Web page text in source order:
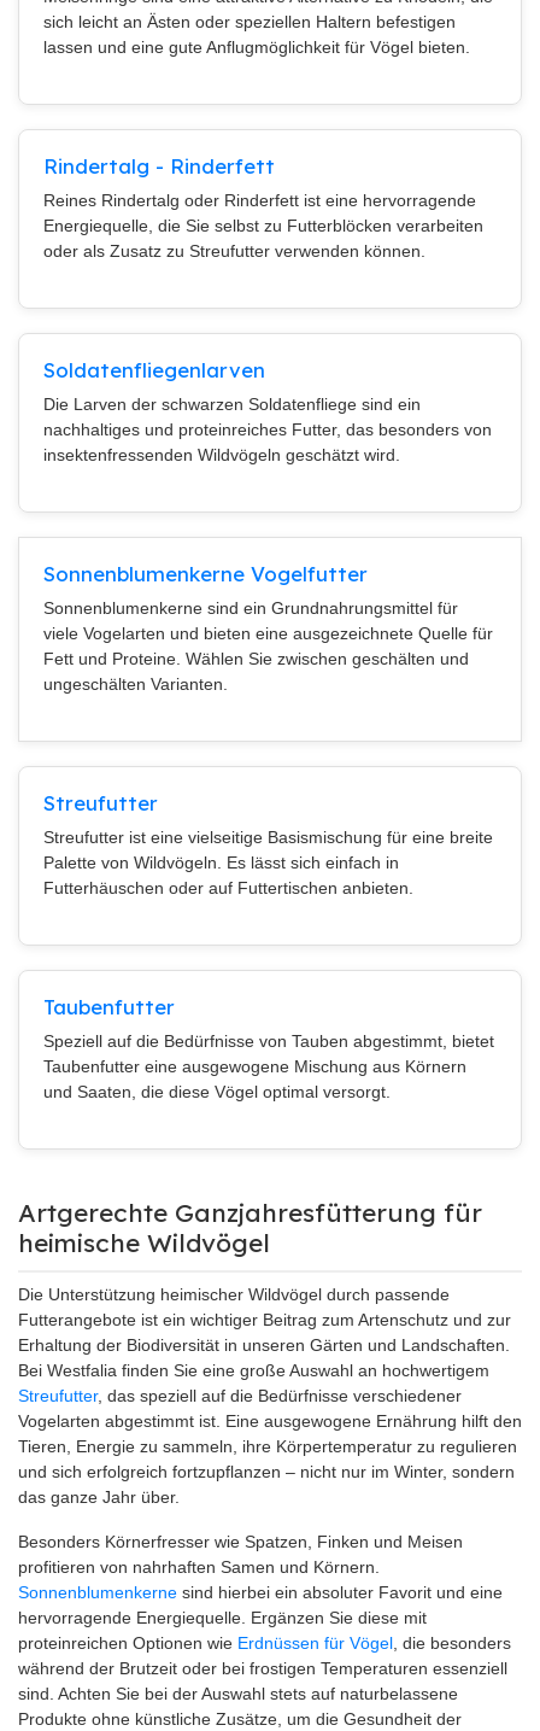
sich leicht an Ästen oder speziellen Haltern befestigen
lassen und eine gute Anflugmöglichkeit für Vögel bieten.
Rindertalg - Rinderfett
Reines Rindertalg oder Rinderfett ist eine hervorragende
Energiequelle, die Sie selbst zu Futterblöcken verarbeiten
oder als Zusatz zu Streufutter verwenden können.
Soldatenfliegenlarven
Die Larven der schwarzen Soldatenfliege sind ein
nachhaltiges und proteinreiches Futter, das besonders von
insektenfressenden Wildvögeln geschätzt wird.
Sonnenblumenkerne Vogelfutter
Sonnenblumenkerne sind ein Grundnahrungsmittel für
viele Vogelarten und bieten eine ausgezeichnete Quelle für
Fett und Proteine. Wählen Sie zwischen geschälten und
ungeschälten Varianten.
Streufutter
Streufutter ist eine vielseitige Basismischung für eine breite
Palette von Wildvögeln. Es lässt sich einfach in
Futterhäuschen oder auf Futtertischen anbieten.
Taubenfutter
Speziell auf die Bedürfnisse von Tauben abgestimmt, bietet
Taubenfutter eine ausgewogene Mischung aus Körnern
und Saaten, die diese Vögel optimal versorgt.
Artgerechte Ganzjahresfütterung für
heimische Wildvögel
Die Unterstützung heimischer Wildvögel durch passende
Futterangebote ist ein wichtiger Beitrag zum Artenschutz und zur
Erhaltung der Biodiversität in unseren Gärten und Landschaften.
Bei Westfalia finden Sie eine große Auswahl an hochwertigem
Streufutter, das speziell auf die Bedürfnisse verschiedener
Vogelarten abgestimmt ist. Eine ausgewogene Ernährung hilft den
Tieren, Energie zu sammeln, ihre Körpertemperatur zu regulieren
und sich erfolgreich fortzupflanzen – nicht nur im Winter, sondern
das ganze Jahr über.
Besonders Körnerfresser wie Spatzen, Finken und Meisen
profitieren von nahrhaften Samen und Körnern.
Sonnenblumenkerne sind hierbei ein absoluter Favorit und eine
hervorragende Energiequelle. Ergänzen Sie diese mit
proteinreichen Optionen wie Erdnüssen für Vögel , die besonders
während der Brutzeit oder bei frostigen Temperaturen essenziell
sind. Achten Sie bei der Auswahl stets auf naturbelassene
Produkte ohne künstliche Zusätze, um die Gesundheit der